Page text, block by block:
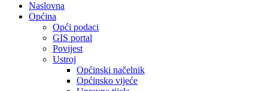
Naslovna
Općina
Opći podaci
GIS portal
Povijest
Ustroj
Općinski načelnik
Općinsko vijeće